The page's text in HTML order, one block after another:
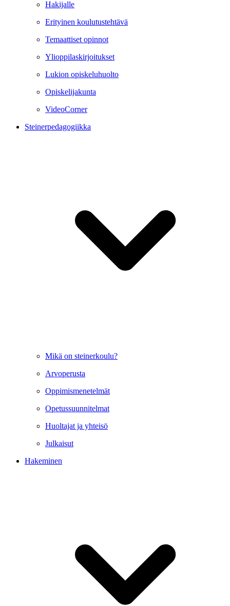
Hakijalle
Erityinen koulutustehtävä
Temaattiset opinnot
Ylioppilaskirjoitukset
Lukion opiskeluhuolto
Opiskelijakunta
VideoCorner
Steinerpedagogiikka
Mikä on steinerkoulu?
Arvoperusta
Oppimismenetelmät
Opetussuunnitelmat
Huoltajat ja yhteisö
Julkaisut
Hakeminen